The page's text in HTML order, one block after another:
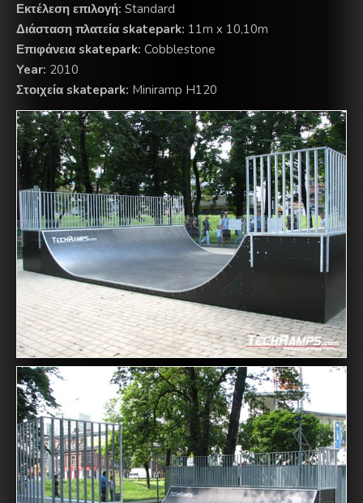
Εκτέλεση επιλογή: Standard
Διάσταση πλατεία skatepark: 11m x 10,10m
Επιφάνεια skatepark: Cobblestone
Year: 2010
Στοιχεία skatepark: Miniramp H120